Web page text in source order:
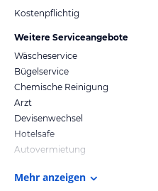
Kostenpflichtig
Weitere Serviceangebote
Wäscheservice
Bügelservice
Chemische Reinigung
Arzt
Devisenwechsel
Hotelsafe
Autovermietung
Mehr anzeigen